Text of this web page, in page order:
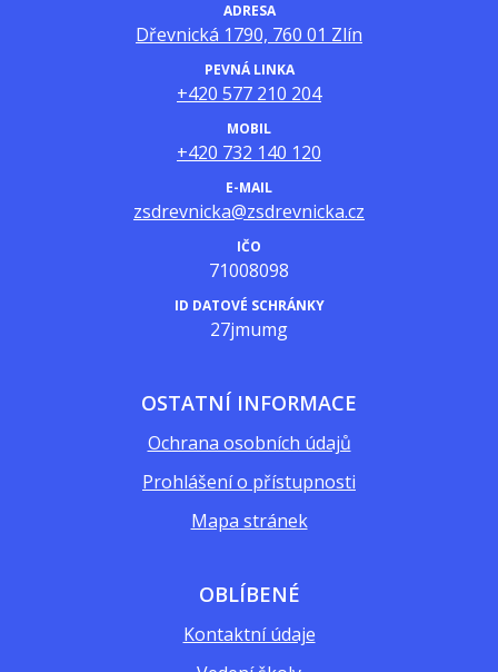
ADRESA
Dřevnická 1790, 760 01 Zlín
PEVNÁ LINKA
+420 577 210 204
MOBIL
+420 732 140 120
E-MAIL
zsdrevnicka@zsdrevnicka.cz
IČO
71008098
ID DATOVÉ SCHRÁNKY
27jmumg
OSTATNÍ INFORMACE
Ochrana osobních údajů
Prohlášení o přístupnosti
Mapa stránek
OBLÍBENÉ
Kontaktní údaje